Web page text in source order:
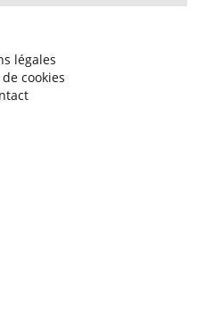
légales
cookies